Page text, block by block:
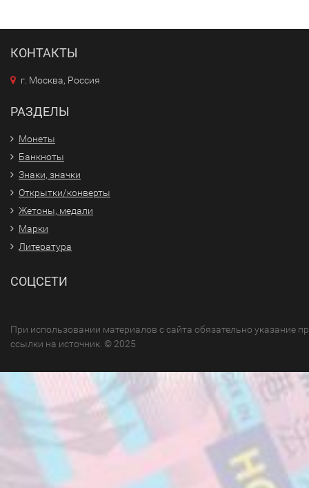
КОНТАКТЫ
г. Москва, Россия
РАЗДЕЛЫ
Монеты
Банкноты
Знаки, значки
Открытки/конверты
Жетоны, медали
Марки
Литература
СОЦСЕТИ
При использовании материалов с сайта обязательно указание
ссылки на источник. © 2025